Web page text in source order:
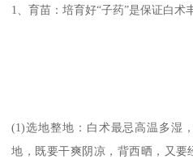
1、育苗：培育好“子药”是保证白术
(1)选地整地：白术最忌高温多湿
地，既要干爽阴凉，背西晒，又